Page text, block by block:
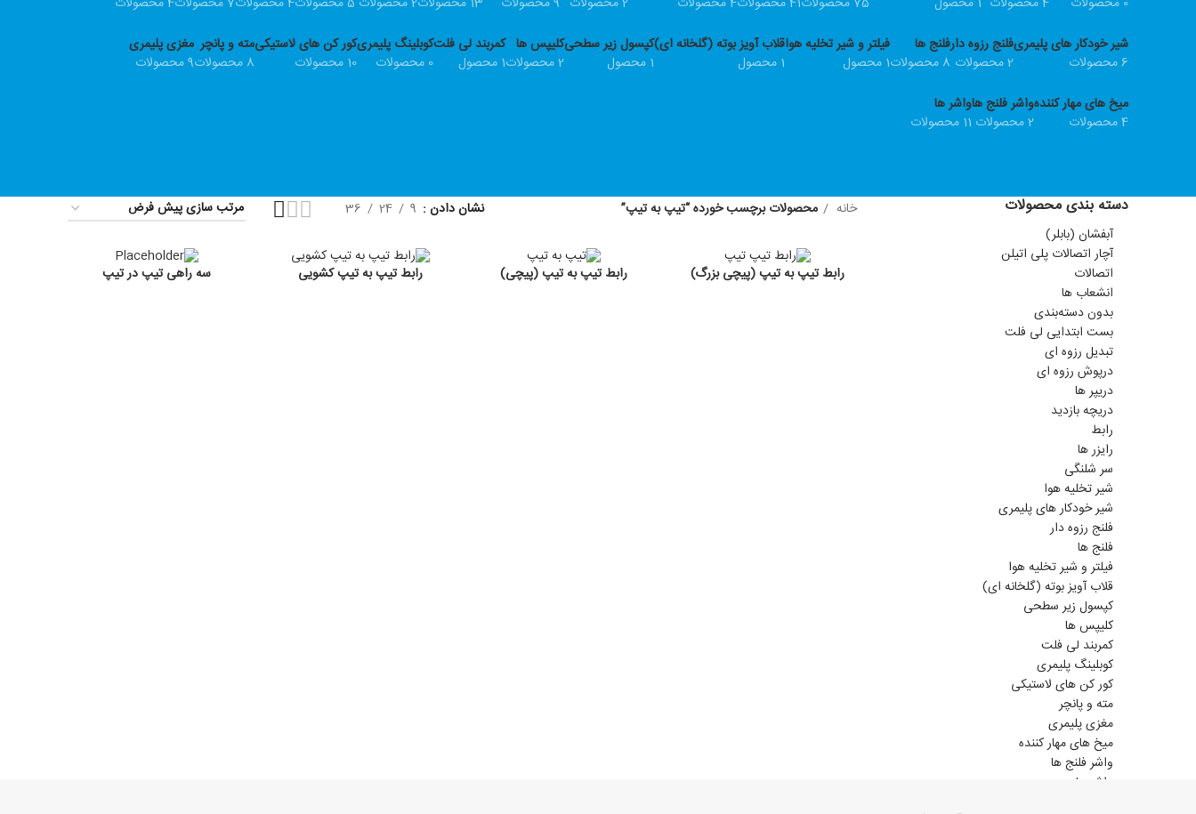
شیر خودکار های پلیمری
6 محصولات
فلنج رزوه دار
2 محصولات
فلنج ها
8 محصولات
فیلتر و شیر تخلیه هوا
1 محصول
قلاب آویز بوته (گلخانه ای)
1 محصول
کپسول زیر سطحی
1 محصول
کلیپس ها
2 محصولات
کمربند لی فلت
1 محصول
کوبلینگ پلیمری
0 محصولات
کور کن های لاستیکی
10 محصولات
مته و پانچر
8 محصولات
مغزی پلیمری
9 محصولات
میخ های مهار کننده
4 محصولات
واشر فلنج ها
2 محصولات
واشر ها
11 محصولات
دسته بندی محصولات
آبفشان (بابلر)
آچار اتصالات پلی اتیلن
اتصالات
انشعاب ها
بدون دسته‌بندی
بست ابتدایی لی فلت
تبدیل رزوه ای
درپوش رزوه ای
دریپر ها
دریچه بازدید
رابط
رایزر ها
سر شلنگی
شیر تخلیه هوا
شیر خودکار های پلیمری
فلنج رزوه دار
فلنج ها
فیلتر و شیر تخلیه هوا
قلاب آویز بوته (گلخانه ای)
کپسول زیر سطحی
کلیپس ها
کمربند لی فلت
کوبلینگ پلیمری
کور کن های لاستیکی
مته و پانچر
مغزی پلیمری
میخ های مهار کننده
واشر فلنج ها
واشر ها
خانه محصولات برچسب خورده “تیپ به تیپ” نشان دادن 9
24
36
رابط تیپ به تیپ (پیچی بزرگ) رابط تیپ به تیپ (پیچی) رابط تیپ به تیپ کشویی سه راهی تیپ در تیپ